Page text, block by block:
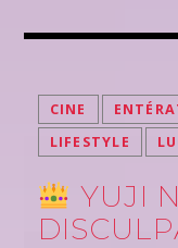
CINE
LIFESTYLE
YUJI